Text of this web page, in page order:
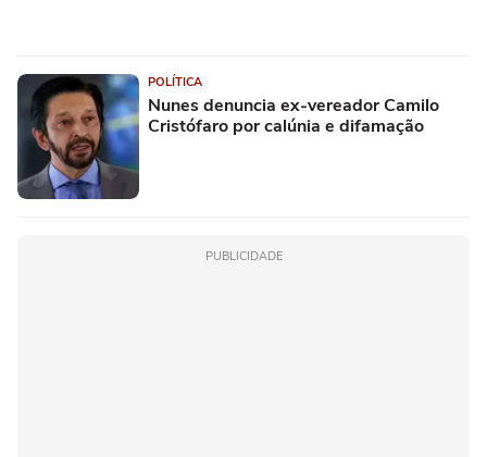
POLÍTICA
Nunes denuncia ex-vereador Camilo
Cristófaro por calúnia e difamação
PUBLICIDADE